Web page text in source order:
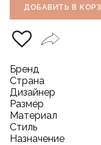
ДОБАВИТЬ В
Бренд
Страна
Дизайнер
Размер
Материал
Стиль
Назначение